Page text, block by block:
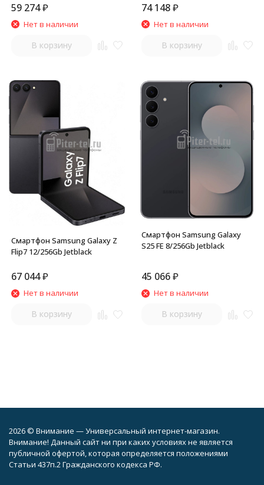
59 274₽
Нет в наличии
В корзину
74 148₽
Нет в наличии
В корзину
Смартфон Samsung Galaxy Z
Flip7 12/256Gb Jetblack
67 044₽
Нет в наличии
В корзину
Смартфон Samsung Galaxy
S25 FE 8/256Gb Jetblack
45 066₽
Нет в наличии
В корзину
2026 © Внимание — Универсальный интернет-магазин.
Внимание! Данный сайт ни при каких условиях не является
публичной офертой, которая определяется положениями
Статьи 437п.2 Гражданского кодекса РФ.